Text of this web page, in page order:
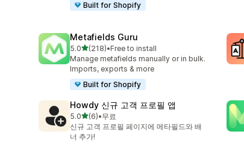
Built for Shopify
Metafields Guru
5.0별 5개 중
(218)
총 리뷰 218개
•Free to install
Manage metafields manually or in bulk.
Imports, exports & more
Built for Shopify
Howdy 신규 고객 프로필 앱
5.0별 5개 중
(6)
총 리뷰 6개
•무료
신규 고객 프로필 페이지에 메타필드와 배
너 추가!